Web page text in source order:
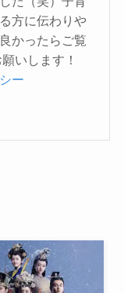
方に伝わりや
かったらご覧
いします！
ー